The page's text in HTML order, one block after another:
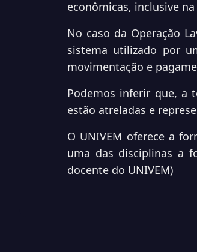
econômicas, inclusive
No caso da Operação
sistema utilizado por
movimentação e
Podemos inferir que, a
estão atreladas e
O UNIVEM oferece a
uma das disciplinas a
docente do UNIVEM)